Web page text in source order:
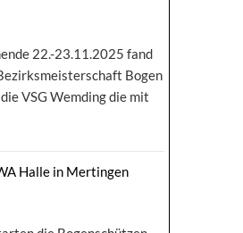
22.-23.11.2025 fand
Bogen
VSG Wemding die mit
Halle in Mertingen